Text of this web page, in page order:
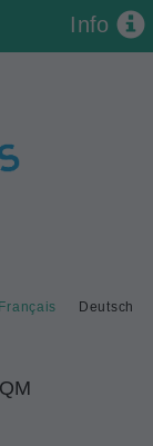
Deutsch
Français
Info